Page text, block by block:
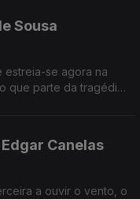
Sousa
estreia-se agora na
que parte da tragédia
Canelas
a ouvir o vento, o